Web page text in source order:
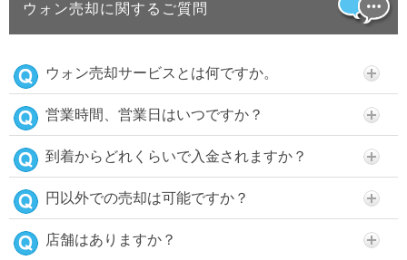
ウォン売却に関するご質問
ウォン売却サービスとは何ですか。
営業時間、営業日はいつですか？
到着からどれくらいで入金されますか？
円以外での売却は可能ですか？
店舗はありますか？